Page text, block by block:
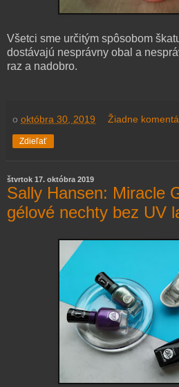
Všetci sme určitým spôsobom
dostávajú nesprávny obal a
raz a nadobro.
o októbra 30, 2019 Žiadne
Zdieľať
štvrtok 17. októbra 2019
Sally Hansen: Miracle
gélové nechty bez UV